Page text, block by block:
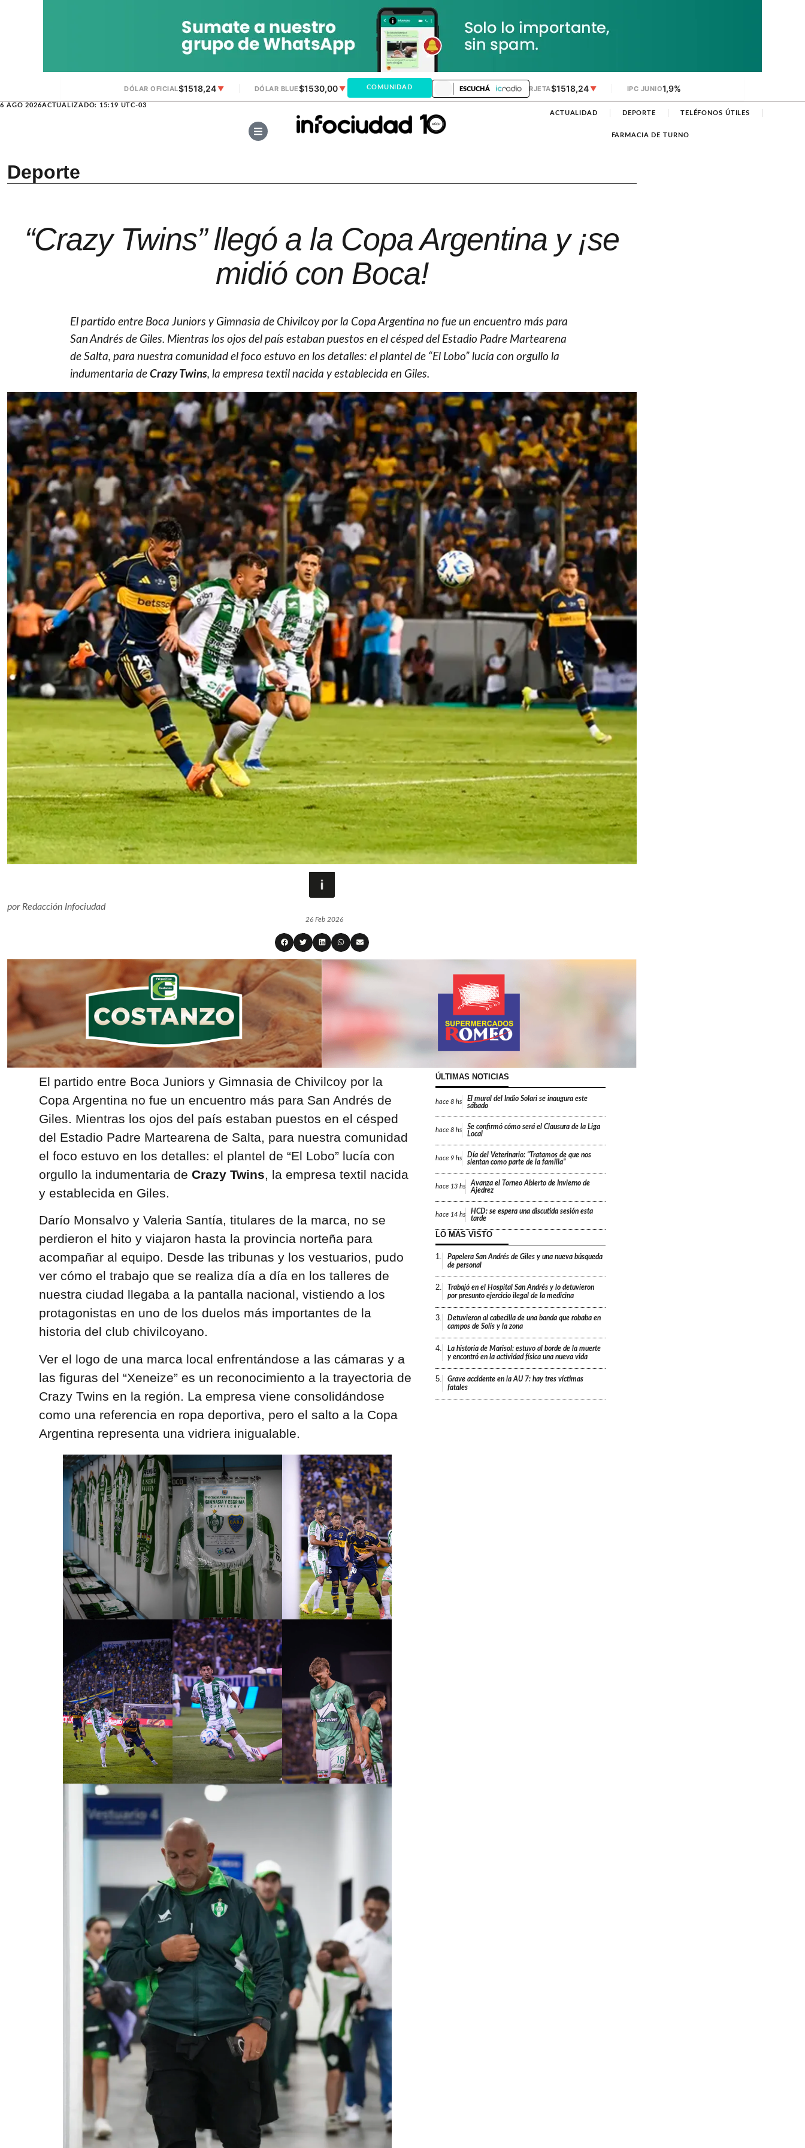
DÓLAR OFICIAL$1518,24▼ DÓLAR BLUE$1530,00▼ DÓLAR MEP ▼ DÓLAR TARJETA$1518,24▼ IPC JUNIO1,9%
6 AGO 2026ACTUALIZADO: 15:19 UTC-03
COMUNIDAD ESCUCHÁ
ACTUALIDAD DEPORTE TELÉFONOS ÚTILES
FARMACIA DE TURNO
Deporte
“Crazy Twins” llegó a la Copa Argentina y ¡se
midió con Boca!
El partido entre Boca Juniors y Gimnasia de Chivilcoy por la Copa Argentina no fue un encuentro más para
San Andrés de Giles. Mientras los ojos del país estaban puestos en el césped del Estadio Padre Martearena
de Salta, para nuestra comunidad el foco estuvo en los detalles: el plantel de “El Lobo” lucía con orgullo la
indumentaria deCrazy Twins, la empresa textil nacida y establecida en Giles.
porRedacción Infociudad
26 Feb 2026
El partido entre Boca Juniors y Gimnasia de Chivilcoy por la
Copa Argentina no fue un encuentro más para San Andrés de
Giles. Mientras los ojos del país estaban puestos en el césped
del Estadio Padre Martearena de Salta, para nuestra comunidad
el foco estuvo en los detalles: el plantel de “El Lobo” lucía con
orgullo la indumentaria de Crazy Twins, la empresa textil nacida
y establecida en Giles.
Darío Monsalvo y Valeria Santía, titulares de la marca, no se
perdieron el hito y viajaron hasta la provincia norteña para
acompañar al equipo. Desde las tribunas y los vestuarios, pudo
ver cómo el trabajo que se realiza día a día en los talleres de
nuestra ciudad llegaba a la pantalla nacional, vistiendo a los
protagonistas en uno de los duelos más importantes de la
historia del club chivilcoyano.
Ver el logo de una marca local enfrentándose a las cámaras y a
las figuras del “Xeneize” es un reconocimiento a la trayectoria de
Crazy Twins en la región. La empresa viene consolidándose
como una referencia en ropa deportiva, pero el salto a la Copa
Argentina representa una vidriera inigualable.
ÚLTIMAS NOTICIAS
hace 8 hs
El mural del Indio Solari se inaugura este
sábado
hace 8 hs
Se confirmó cómo será el Clausura de la Liga
Local
hace 9 hs
Día del Veterinario: “Tratamos de que nos
sientan como parte de la familia”
hace 13 hs
Avanza el Torneo Abierto de Invierno de
Ajedrez
hace 14 hs
HCD: se espera una discutida sesión esta
tarde
LO MÁS VISTO
1.
Papelera San Andrés de Giles y una nueva búsqueda
de personal
2.
Trabajó en el Hospital San Andrés y lo detuvieron
por presunto ejercicio ilegal de la medicina
3.
Detuvieron al cabecilla de una banda que robaba en
campos de Solís y la zona
4.
La historia de Marisol: estuvo al borde de la muerte
y encontró en la actividad física una nueva vida
5.
Grave accidente en la AU 7: hay tres víctimas
fatales